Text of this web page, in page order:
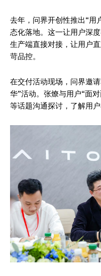
去年，问界开创性推出“用
态化落地。这一让用户深
生产端直接对接，让用户
苛品控。
在交付活动现场，问界邀
华”活动。张燎与用户“面
等话题沟通探讨，了解用